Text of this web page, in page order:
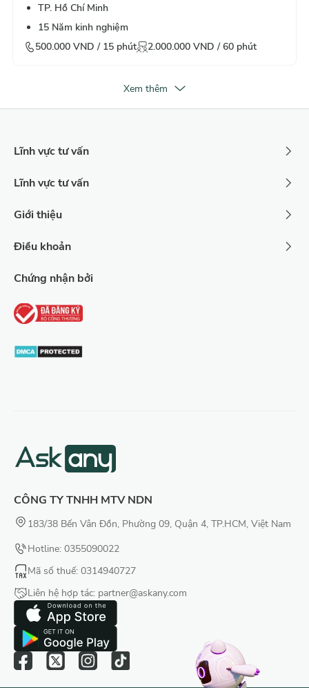
TP. Hồ Chí Minh
15 Năm kinh nghiệm
500.000 VND / 15 phút 2.000.000 VND /60 phút
Xem thêm
Lĩnh vực tư vấn
Lĩnh vực tư vấn
Giới thiệu
Điều khoản
Chứng nhận bởi
CÔNG TY TNHH MTV NDN
183/38 Bến Vân Đồn, Phường 09, Quận 4, TP.HCM, Việt Nam
Hotline: 0355090022
Mã số thuế: 0314940727
Liên hệ hợp tác: partner@askany.com